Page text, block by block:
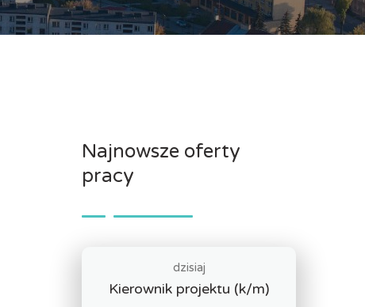
Najnowsze oferty
pracy
dzisiaj
Kierownik projektu (k/m)